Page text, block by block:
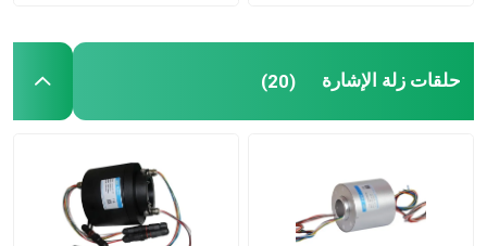
حلقات زلة الإشارة (20)